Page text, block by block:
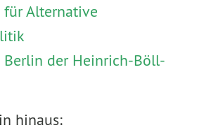
Alternative
Berlin der Heinrich-Böll-
hinaus: